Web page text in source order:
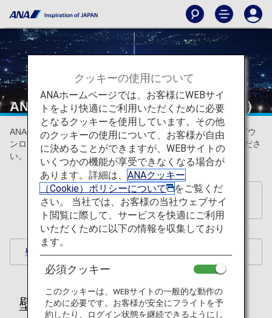
ANAオリジナル壁紙（スマートフォン）
ANA公式の飛行機や空などのスマートフォン用壁紙を無料でダウ
ンロードできます。お気に入りの1枚を壁紙としてお楽しみくださ
い。（隔月更新）
壁紙ダウンロードインデックスへ戻
る
壁紙ダウンロード
壁紙ダウンロード
クッキーの使用について
ANAホームページでは、お客様にWEBサイ
トをより快適にご利用いただくために必要
となるクッキーを使用しています。その他
のクッキーの使用について、お客様が自由
に決めることができますが、WEBサイトの
いくつかの機能が享受できなくなる場合が
あります。詳細は、 ANAクッキー
（Cookie）ポリシーについて
をご覧くだ
さい。 当社では、お客様の当社ウェブサイ
ト閲覧に際して、サービスを快適にご利用
いただくために以下の情報を収集しており
ます。
必須クッキー
このクッキーは、WEBサイトの一般的な動作の
ために必要です。お客様が安全にフライトを予
約したり、ログイン状態を継続できるようにし